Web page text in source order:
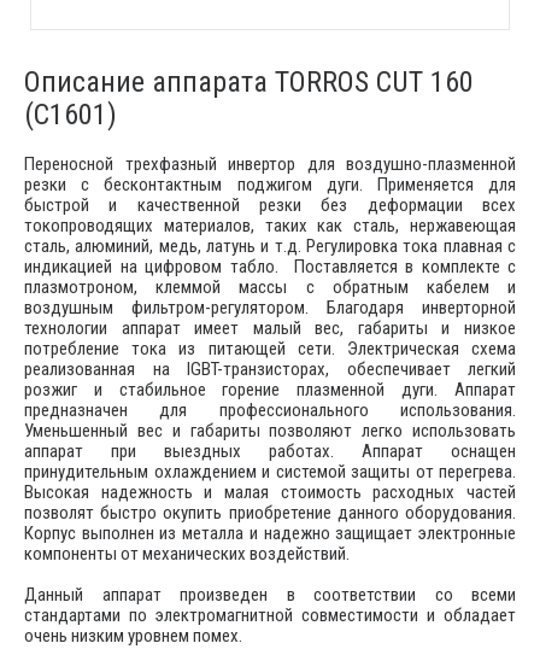
Описание аппарата TORROS CUT 160
(C1601)
Переносной трехфазный инвертор для воздушно-плазменной
резки с бесконтактным поджигом дуги. Применяется для
быстрой и качественной резки без деформации всех
токопроводящих материалов, таких как сталь, нержавеющая
сталь, алюминий, медь, латунь и т.д. Регулировка тока плавная с
индикацией на цифровом табло. Поставляется в комплекте с
плазмотроном, клеммой массы с обратным кабелем и
воздушным фильтром-регулятором. Благодаря инверторной
технологии аппарат имеет малый вес, габариты и низкое
потребление тока из питающей сети. Электрическая схема
реализованная на IGBT-транзисторах, обеспечивает легкий
розжиг и стабильное горение плазменной дуги. Аппарат
предназначен для профессионального использования.
Уменьшенный вес и габариты позволяют легко использовать
аппарат при выездных работах. Аппарат оснащен
принудительным охлаждением и системой защиты от перегрева.
Высокая надежность и малая стоимость расходных частей
позволят быстро окупить приобретение данного оборудования.
Корпус выполнен из металла и надежно защищает электронные
компоненты от механических воздействий.
Данный аппарат произведен в соответствии со всеми
стандартами по электромагнитной совместимости и обладает
очень низким уровнем помех.